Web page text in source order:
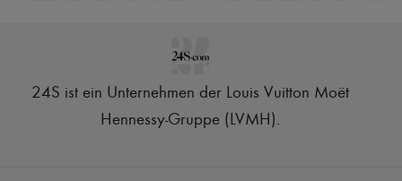
24S ist ein Unternehmen der Louis Vuitton Moët
Hennessy-Gruppe (LVMH).